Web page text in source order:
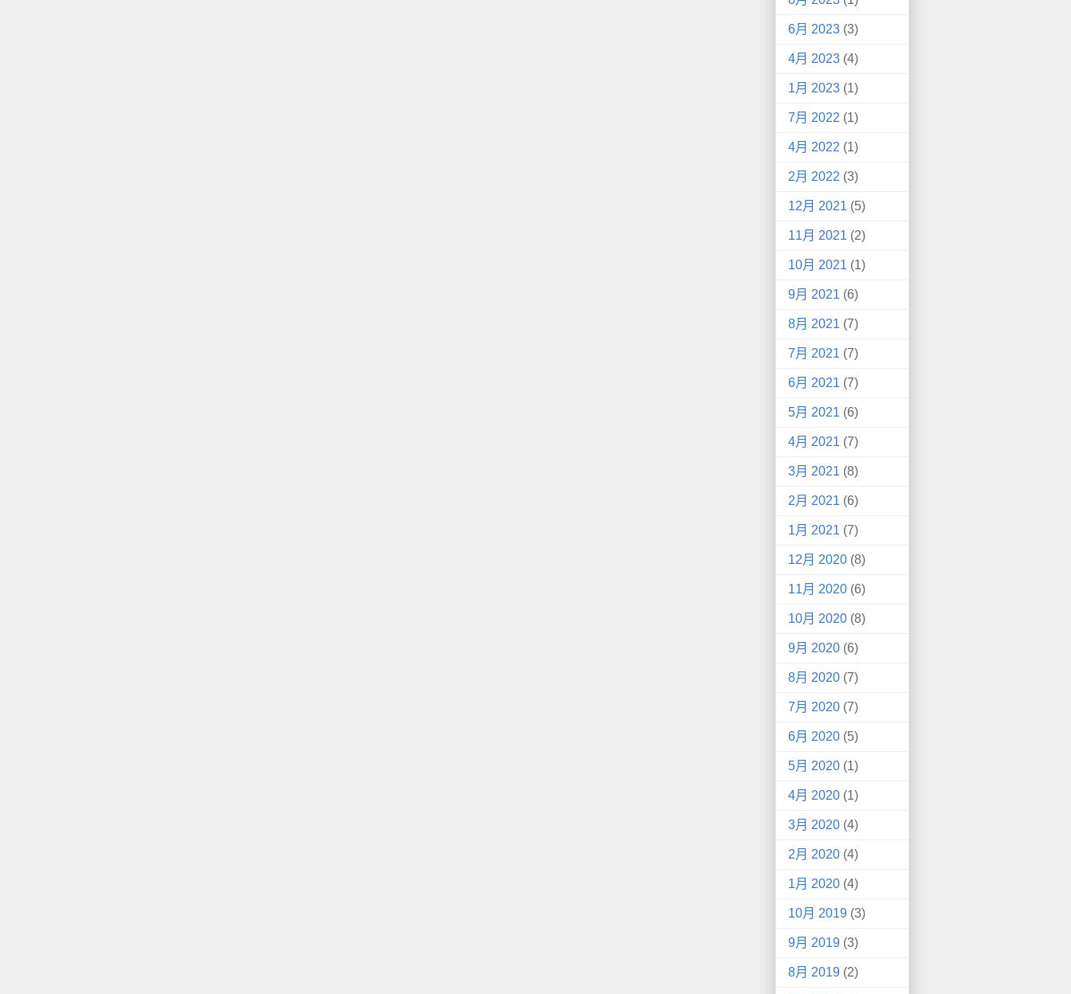
6月 2023 (3)
4月 2023 (4)
1月 2023 (1)
7月 2022 (1)
4月 2022 (1)
2月 2022 (3)
12月 2021 (5)
11月 2021 (2)
10月 2021 (1)
9月 2021 (6)
8月 2021 (7)
7月 2021 (7)
6月 2021 (7)
5月 2021 (6)
4月 2021 (7)
3月 2021 (8)
2月 2021 (6)
1月 2021 (7)
12月 2020 (8)
11月 2020 (6)
10月 2020 (8)
9月 2020 (6)
8月 2020 (7)
7月 2020 (7)
6月 2020 (5)
5月 2020 (1)
4月 2020 (1)
3月 2020 (4)
2月 2020 (4)
1月 2020 (4)
10月 2019 (3)
9月 2019 (3)
8月 2019 (2)